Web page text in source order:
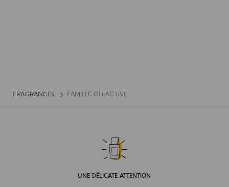
FRAGRANCES FAMILLE OLFACTIVE
UNE DÉLICATE ATTENTION